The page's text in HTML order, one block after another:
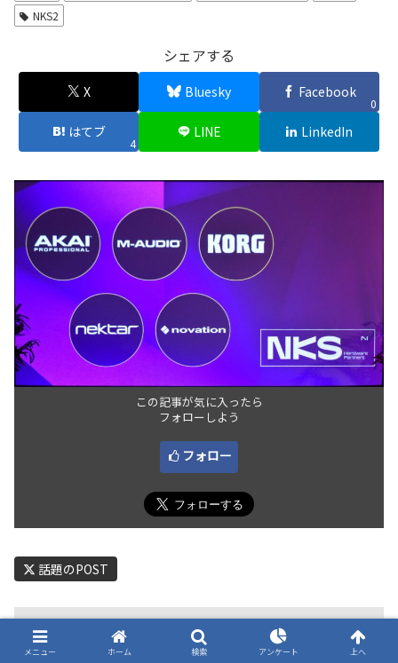
NKS2
シェアする
X Bluesky Facebook
0
はてブ
4
LINE LinkedIn
この記事が気に入ったら
フォローしよう
フォロー
話題のPOST
関連記事
メニュー ホーム 検索 アンケート 上へ